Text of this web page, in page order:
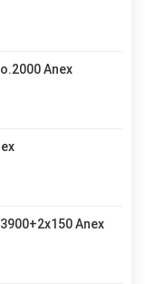
Anex
Anex